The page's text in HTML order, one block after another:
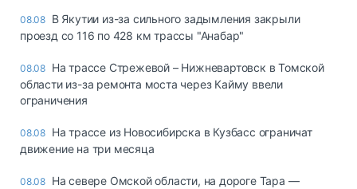
08.08 В Якутии из-за сильного задымления закрыли
проезд со 116 по 428 км трассы "Анабар"
08.08 На трассе Стрежевой – Нижневартовск в Томской
области из-за ремонта моста через Кайму ввели
ограничения
08.08 На трассе из Новосибирска в Кузбасс ограничат
движение на три месяца
08.08 На севере Омской области, на дороге Тара —